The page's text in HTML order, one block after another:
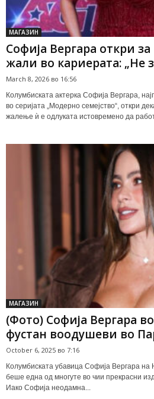
МАГАЗИН
Софија Вергара откри
жали во кариерата: „Не
March 8, 2026 во 16:56
Колумбиската актерка Софија Вергара,
во серијата „Модерно семејство“, откри
жалење ѝ е одлуката истовремено да
МАГАЗИН
(Фото) Софија Вергара
фустан воодушеви во
October 6, 2025 во 7:16
Колумбиската убавица Софија Вергара
беше една од многуте во чии прекрасни
Иако Софија неодамна...